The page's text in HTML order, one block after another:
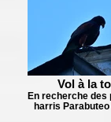
Vol à la
En recherche des
harris